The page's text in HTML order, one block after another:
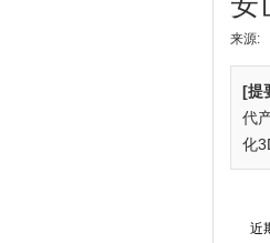
来源:
[提
代
化
近期